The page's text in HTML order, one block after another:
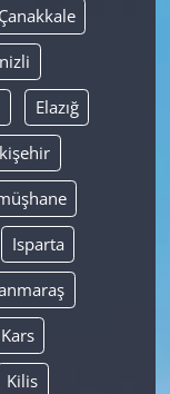
Çanakkale
Elazığ
Isparta
Kars
Kilis